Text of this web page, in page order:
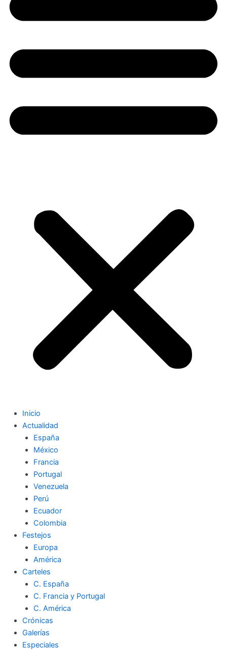
Inicio
Actualidad
España
México
Francia
Portugal
Venezuela
Perú
Ecuador
Colombia
Festejos
Europa
América
Carteles
C. España
C. Francia y Portugal
C. América
Crónicas
Galerías
Especiales